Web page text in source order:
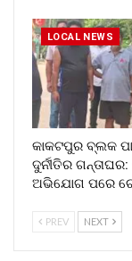
LOCAL NEWS
​କାକଟପୁର ବ୍ଲକ
ଦୁର୍ନୀତିର
ଅଭିଯୋଗ ପରେ
PREV NEXT